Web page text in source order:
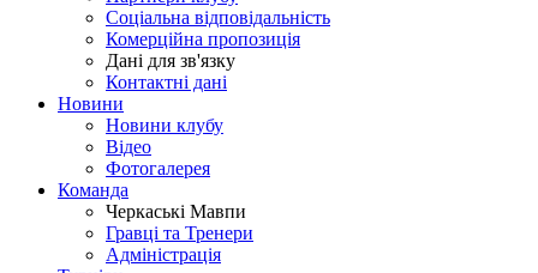
Соціальна відповідальність
Комерційна пропозиція
Дані для зв'язку
Контактні дані
Новини
Новини клубу
Відео
Фотогалерея
Команда
Черкаські Мавпи
Гравці та Тренери
Адміністрація